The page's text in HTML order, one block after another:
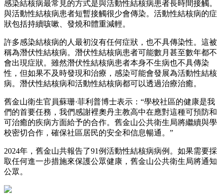
感染結核病最常見的方式是與活動性結核病患者長時間接觸。
與活動性結核病患者短暫接觸很少會傳染。活動性結核病的症
狀包括持續咳嗽、發燒和體重減輕。
許多感染結核病的人最初沒有任何症狀，也不具傳染性。這被
稱為潛伏性結核病。潛伏性結核病患者可能數月甚至數年都不
會出現症狀。雖然潛伏性結核病患者本身不生病也不具傳染
性，但如果不及時發現和治療，感染可能會發展為活動性結核
病。潛伏性結核病和活動性結核病都可以透過治療治癒。
舊金山衛生官員蘇珊·菲利普博士表示：“學校社區的健康是我
們的首要任務，我們感謝裡奧丹主教高中在應對這種可預防和
可治癒的疾病方面給予的合作。舊金山公共衛生局將繼續與學
校密切合作，確保社區居民的安全和信息暢通。”
2024年，舊金山共報告了91例活動性結核病病例。如果需要採
取任何進一步措施來保護公眾健康，舊金山公共衛生局將通知
公眾。